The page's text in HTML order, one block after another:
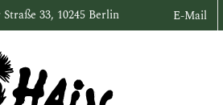
33, 10245 Berlin E-Mail